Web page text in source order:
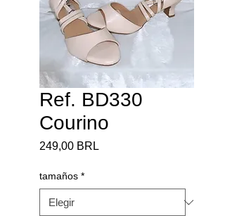
Ref. BD330
Courino
249,00 BRL
tamaños *